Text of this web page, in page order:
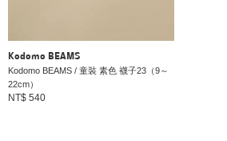
Kodomo BEAMS
Kodomo BEAMS / 童裝 素色 襪子23（9～
22cm）
NT$ 540